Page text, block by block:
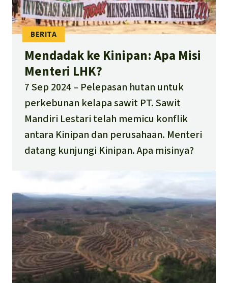
Mendadak ke Kinipan: Apa Misi
Menteri LHK?
7 Sep 2024
Pelepasan hutan untuk
perkebunan kelapa sawit PT. Sawit
Mandiri Lestari telah memicu konflik
antara Kinipan dan perusahaan. Menteri
datang kunjungi Kinipan. Apa misinya?